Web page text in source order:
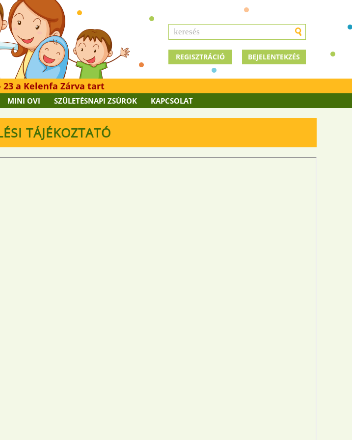
REGISZTRÁCIÓ BEJELENTEKZÉS
23 a Kelenfa Zárva tart
MINI OVI SZÜLETÉSNAPI ZSÚROK KAPCSOLAT
TÁJÉKOZTATÓ